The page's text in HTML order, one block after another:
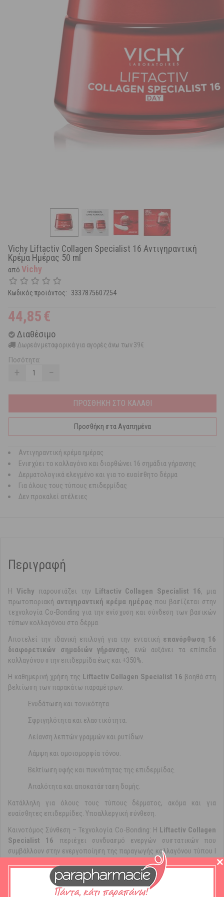
Vichy Liftactiv Collagen Specialist 16 Αντιγηραντική
Κρέμα Ημέρας 50 ml
από Vichy
Κωδικός προϊόντος: 3337875607254
44,85€
Διαθέσιμο
Δωρεάν μεταφορικά για αγορές άνω των 39€
Ποσότητα:
+ −
ΠΡΟΣΘΗΚΗ ΣΤΟ ΚΑΛΑΘΙ
Προσθήκη στα Αγαπημένα
Αντιγηραντική κρέμα ημέρας
Ενισχύει το κολλαγόνο και διορθώνει 16 σημάδια γήρανσης
Δερματολογικά ελεγμένο και για το ευαίσθητο δέρμα
Για όλους τους τύπους επιδερμίδας
Δεν προκαλεί ατέλειες
Περιγραφή
Η Vichy παρουσιάζει την Liftactiv Collagen Specialist 16, μια
πρωτοποριακή αντιγηραντική κρέμα ημέρας που βασίζεται στην
τεχνολογία Co-Bonding για την ενίσχυση και σύνδεση των βασικών
τύπων κολλαγόνου στο δέρμα.
Αποτελεί την ιδανική επιλογή για την εντατική επανόρθωση 16
διαφορετικών σημαδιών γήρανσης, ενώ αυξάνει τα επίπεδα
κολλαγόνου στην επιδερμίδα έως και +350%.
Η καθημερινή χρήση της Liftactiv Collagen Specialist 16 βοηθά στη
βελτίωση των παρακάτω παραμέτρων:
Ενυδάτωση και τονικότητα.
Σφριγηλότητα και ελαστικότητα.
Λείανση λεπτών γραμμών και ρυτίδων.
Λάμψη και ομοιομορφία τόνου.
Βελτίωση υφής και πυκνότητας της επιδερμίδας.
Απαλότητα και αποκατάσταση δομής.
Κατάλληλη για όλους τους τύπους δέρματος, ακόμα και για
ευαίσθητες επιδερμίδες. Υποαλλεργική σύνθεση.
Καινοτόμος Σύνθεση – Τεχνολογία Co-Bonding: Η Liftactiv Collagen
Specialist 16 περιέχει συνδυασμό ενεργών συστατικών που
συμβάλλουν στην ενεργοποίηση της παραγωγής κολλαγόνου τύπου Ι
Ραμνόζη: Φυσικό ενεργό συστατικό με αντιρυτιδική δράση.
Πεπτίδια: Μόρια-κλειδιά για τη σύνθεση κολλαγόνου.